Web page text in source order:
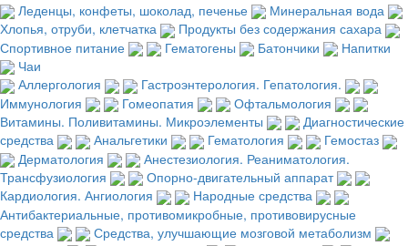
Леденцы, конфеты, шоколад, печенье
Минеральная вода
Хлопья, отруби, клетчатка
Продукты без содержания сахара
Спортивное питание
Гематогены Батончики
Напитки
Чаи
Аллергология
Гастроэнтерология. Гепатология.
Иммунология
Гомеопатия
Офтальмология
Витамины. Поливитамины. Микроэлементы
Диагностические
средства
Анальгетики Гематология
Гемостаз
Дерматология
Анестезиология. Реаниматология.
Трансфузиология
Опорно-двигательный аппарат
Кардиология. Ангиология
Народные средства
Антибактериальные, противомикробные, противовирусные
средства
Средства, улучшающие мозговой метаболизм